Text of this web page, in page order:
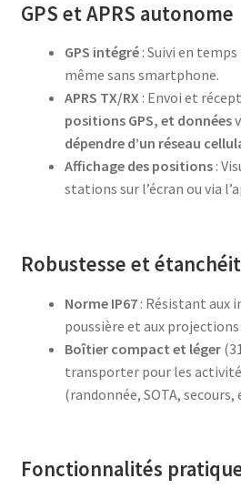
GPS et APRS autonome
GPS intégré: Suivi en
même sans smartphone.
APRS TX/RX: Envoi et
positions GPS, et données
dépendre d’un réseau
Affichage des positions:
stations sur l’écran ou via
Robustesse et
Norme IP67: Résistant aux
poussière et aux projections
Boîtier compact et léger
transporter pour les
(randonnée, SOTA, secours,
Fonctionnalités